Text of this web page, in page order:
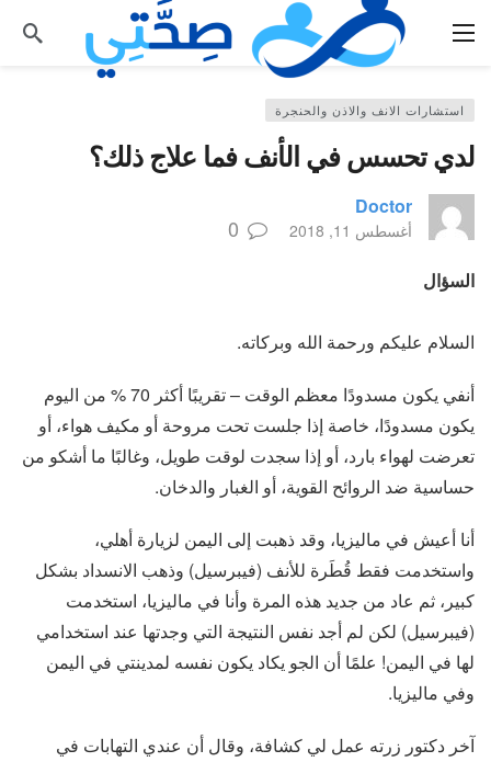
استشارات الانف والاذن والحنجرة
لدي تحسس في الأنف فما علاج ذلك؟
Doctor
أغسطس 11, 2018 0
السؤال
السلام عليكم ورحمة الله وبركاته.
أنفي يكون مسدودًا معظم الوقت – تقريبًا أكثر 70 % من اليوم
يكون مسدودًا، خاصة إذا جلست تحت مروحة أو مكيف هواء، أو
تعرضت لهواء بارد، أو إذا سجدت لوقت طويل، وغالبًا ما أشكو من
حساسية ضد الروائح القوية، أو الغبار والدخان.
أنا أعيش في ماليزيا، وقد ذهبت إلى اليمن لزيارة أهلي،
واستخدمت فقط قُطَرة للأنف (فيبرسيل) وذهب الانسداد بشكل
كبير، ثم عاد من جديد هذه المرة وأنا في ماليزيا، استخدمت
(فيبرسيل) لكن لم أجد نفس النتيجة التي وجدتها عند استخدامي
لها في اليمن! علمًا أن الجو يكاد يكون نفسه لمدينتي في اليمن
وفي ماليزيا.
آخر دكتور زرته عمل لي كشافة، وقال أن عندي التهابات في